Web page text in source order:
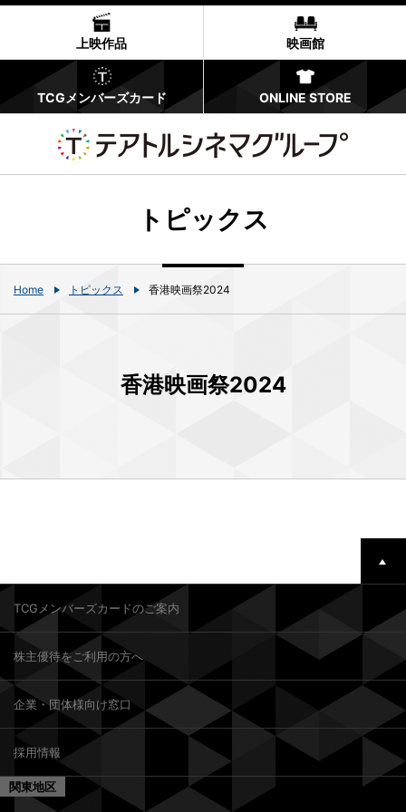
上映作品 映画館
TCGメンバーズカード ONLINE STORE
トピックス
Home トピックス 香港映画祭2024
香港映画祭2024
TCGメンバーズカードのご案内
株主優待をご利用の方へ
企業・団体様向け窓口
採用情報
関東地区